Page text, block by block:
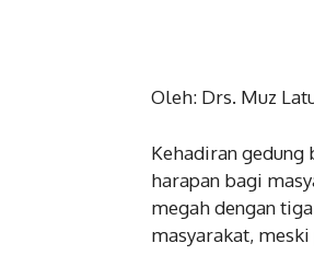
Oleh: Drs. Muz
Kehadiran gedung
harapan bagi
megah dengan
masyarakat,